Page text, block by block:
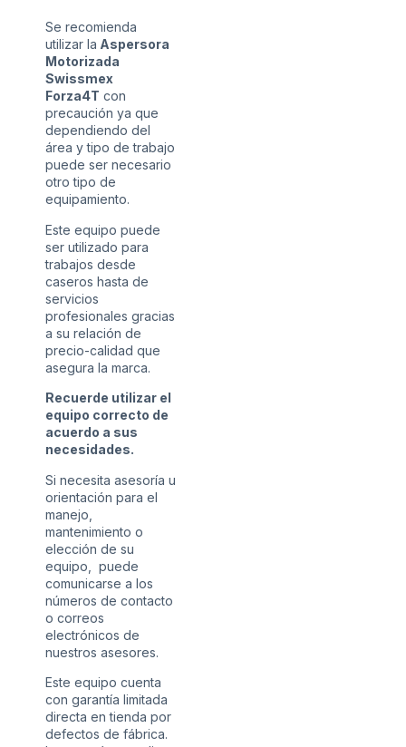
Se recomienda
utilizar la Aspersora
Motorizada
Swissmex
Forza4T con
precaución ya que
dependiendo del
área y tipo de trabajo
puede ser necesario
otro tipo de
equipamiento.
Este equipo puede
ser utilizado para
trabajos desde
caseros hasta de
servicios
profesionales gracias
a su relación de
precio-calidad que
asegura la marca.
Recuerde utilizar el
equipo correcto de
acuerdo a sus
necesidades.
Si necesita asesoría u
orientación para el
manejo,
mantenimiento o
elección de su
equipo, puede
comunicarse a los
números de contacto
o correos
electrónicos de
nuestros asesores.
Este equipo cuenta
con garantía limitada
directa en tienda por
defectos de fábrica.